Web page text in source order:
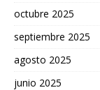
octubre 2025
septiembre 2025
agosto 2025
junio 2025